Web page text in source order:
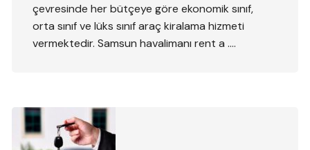
çevresinde her bütçeye göre ekonomik sınıf,
orta sınıf ve lüks sınıf araç kiralama hizmeti
vermektedir. Samsun havalimanı rent a ….